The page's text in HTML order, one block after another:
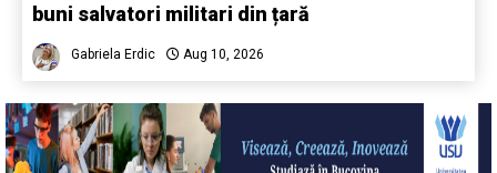
buni salvatori militari din țară
Gabriela Erdic Aug 10, 2026